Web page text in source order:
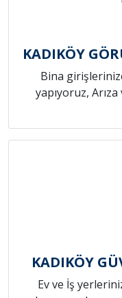
KADIKÖY
Bina
yapıyoruz,
KADIKÖY
Ev ve İş